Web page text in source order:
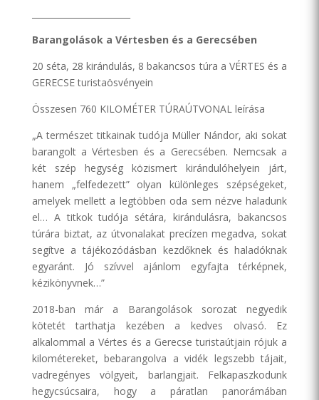
Barangolások a Vértesben és a Gerecsében
20 séta, 28 kirándulás, 8 bakancsos túra a VÉRTES és a
GERECSE turistaösvényein
Összesen 760 KILOMÉTER TÚRAÚTVONAL leírása
„A természet titkainak tudója Müller Nándor, aki sokat
barangolt a Vértesben és a Gerecsében. Nemcsak a
két szép hegység közismert kirándulóhelyein járt,
hanem „felfedezett” olyan különleges szépségeket,
amelyek mellett a legtöbben oda sem nézve haladunk
el… A titkok tudója sétára, kirándulásra, bakancsos
túrára biztat, az útvonalakat precízen megadva, sokat
segítve a tájékozódásban kezdőknek és haladóknak
egyaránt. Jó szívvel ajánlom egyfajta térképnek,
kézikönyvnek…”
2018-ban már a Barangolások sorozat negyedik
kötetét tarthatja kezében a kedves olvasó. Ez
alkalommal a Vértes és a Gerecse turistaútjain rójuk a
kilométereket, bebarangolva a vidék legszebb tájait,
vadregényes völgyeit, barlangjait. Felkapaszkodunk
hegycsúcsaira, hogy a páratlan panorámában